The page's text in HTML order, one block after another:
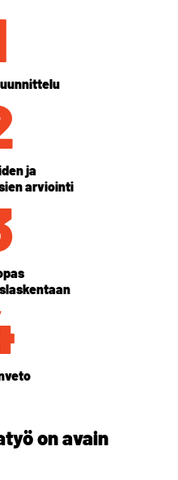
ja
arviointi
on avain